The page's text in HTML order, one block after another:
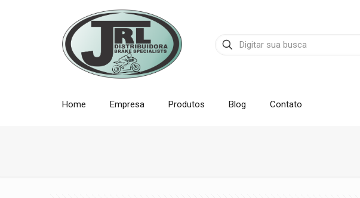
Home Empresa Produtos Blog Contato